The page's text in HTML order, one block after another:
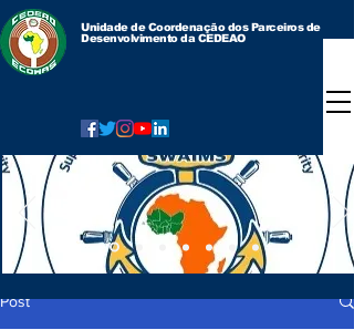
Unidade de Coordenação dos Parceiros de
Desenvolvimento da CEDEAO
Post